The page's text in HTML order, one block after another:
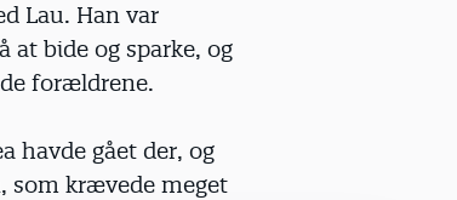
Lau. Han var
at bide og sparke, og
forældrene.
havde gået der, og
som krævede meget